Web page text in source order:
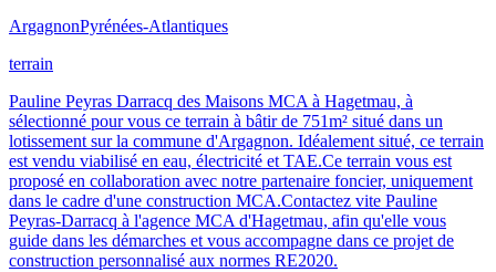
ArgagnonPyrénées-Atlantiques
terrain
Pauline Peyras Darracq des Maisons MCA à Hagetmau, à
sélectionné pour vous ce terrain à bâtir de 751m² situé dans un
lotissement sur la commune d'Argagnon. Idéalement situé, ce terrain
est vendu viabilisé en eau, électricité et TAE.Ce terrain vous est
proposé en collaboration avec notre partenaire foncier, uniquement
dans le cadre d'une construction MCA.Contactez vite Pauline
Peyras-Darracq à l'agence MCA d'Hagetmau, afin qu'elle vous
guide dans les démarches et vous accompagne dans ce projet de
construction personnalisé aux normes RE2020.